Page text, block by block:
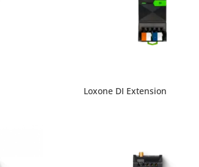
Loxone DI Extension